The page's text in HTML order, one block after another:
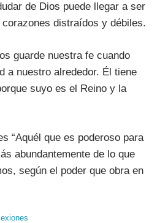
de Dios puede llegar a ser
distraídos y débiles.
guarde nuestra fe cuando
a nuestro alrededor. Él tiene
suyo es el Reino y la
“Aquél que es poderoso para
abundantemente de lo que
según el poder que obra en